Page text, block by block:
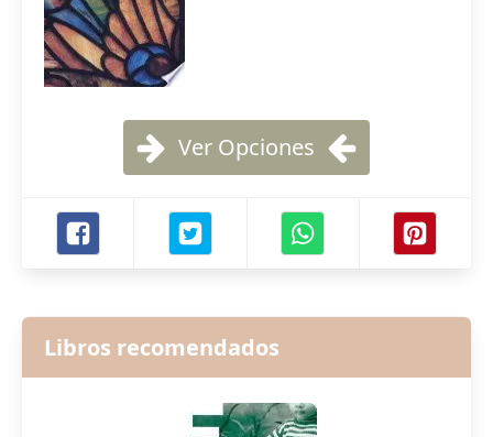
Ver Opciones
Libros recomendados